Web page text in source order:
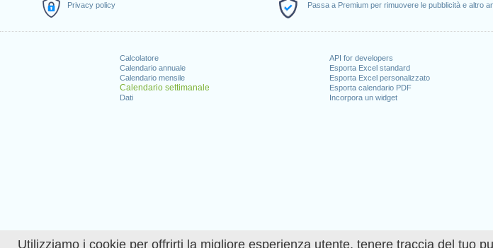
Utilizziamo i cookie per offrirti la migliore esperienza utente, tenere traccia del tuo
Privacy policy Passa a Premium per rimuovere le pubblicità e altro
Calcolatore
Calendario annuale
Calendario mensile
Calendario settimanale
Dati
API for developers
Esporta Excel standard
Esporta Excel personalizzato
Esporta calendario PDF
Incorpora un widget